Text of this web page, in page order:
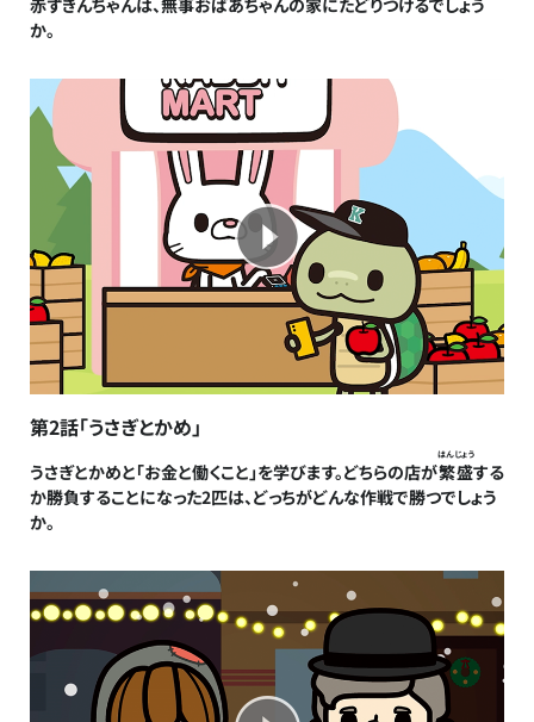
か。
第2話「うさぎとかめ」
うさぎとかめと「お金と働くこと」を学びます。どちらの店が繁盛
はんじょう
する
か勝負することになった2匹は、どっちがどんな作戦で勝つでしょう
か。